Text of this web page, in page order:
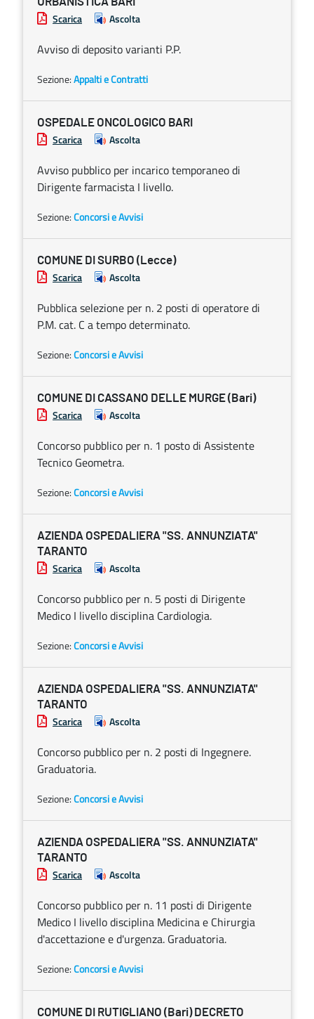
Scarica Ascolta
Avviso di deposito varianti P.P.
Sezione:Appalti e Contratti
OSPEDALE ONCOLOGICO BARI
Scarica Ascolta
Avviso pubblico per incarico temporaneo di
Dirigente farmacista I livello.
Sezione:Concorsi e Avvisi
COMUNE DI SURBO (Lecce)
Scarica Ascolta
Pubblica selezione per n. 2 posti di operatore di
P.M. cat. C a tempo determinato.
Sezione:Concorsi e Avvisi
COMUNE DI CASSANO DELLE MURGE (Bari)
Scarica Ascolta
Concorso pubblico per n. 1 posto di Assistente
Tecnico Geometra.
Sezione:Concorsi e Avvisi
AZIENDA OSPEDALIERA "SS. ANNUNZIATA"
TARANTO
Scarica Ascolta
Concorso pubblico per n. 5 posti di Dirigente
Medico I livello disciplina Cardiologia.
Sezione:Concorsi e Avvisi
AZIENDA OSPEDALIERA "SS. ANNUNZIATA"
TARANTO
Scarica Ascolta
Concorso pubblico per n. 2 posti di Ingegnere.
Graduatoria.
Sezione:Concorsi e Avvisi
AZIENDA OSPEDALIERA "SS. ANNUNZIATA"
TARANTO
Scarica Ascolta
Concorso pubblico per n. 11 posti di Dirigente
Medico I livello disciplina Medicina e Chirurgia
d'accettazione e d'urgenza. Graduatoria.
Sezione:Concorsi e Avvisi
COMUNE DI RUTIGLIANO (Bari) DECRETO